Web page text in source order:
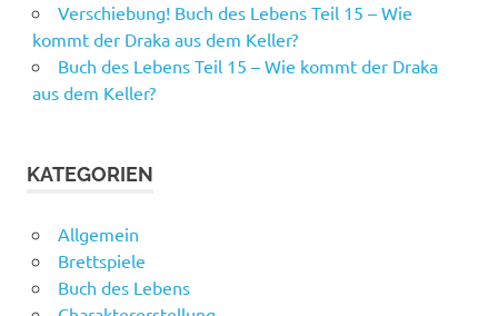
Verschiebung! Buch des Lebens Teil 15 – Wie
kommt der Draka aus dem Keller?
Buch des Lebens Teil 15 – Wie kommt der Draka
aus dem Keller?
KATEGORIEN
Allgemein
Brettspiele
Buch des Lebens